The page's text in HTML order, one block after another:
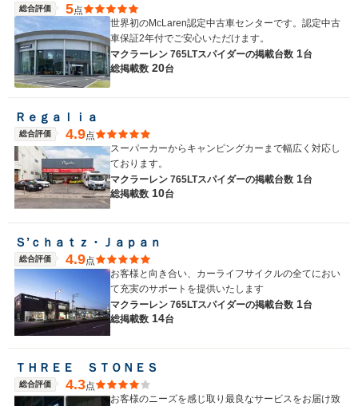
総合評価 5点
世界初のMcLaren認定中古車センターです。認定中古
車保証2年付でご安心いただけます。
マクラーレン 765LTスパイダーの掲載台数 1台
総掲載数 20台
Ｒｅｇａｌｉａ
総合評価 4.9点
スーパーカーからキャンピングカーまで幅広く対応し
ております。
マクラーレン 765LTスパイダーの掲載台数 1台
総掲載数 10台
Ｓ’ｃｈａｔｚ・Ｊａｐａｎ
総合評価 4.9点
お客様と向き合い、カーライフサイクルの全てにおい
て充実のサポートを提供いたします
マクラーレン 765LTスパイダーの掲載台数 1台
総掲載数 14台
ＴＨＲＥＥ ＳＴＯＮＥＳ
総合評価 4.3点
お客様のニーズを感じ取り最良なサービスをお届け致